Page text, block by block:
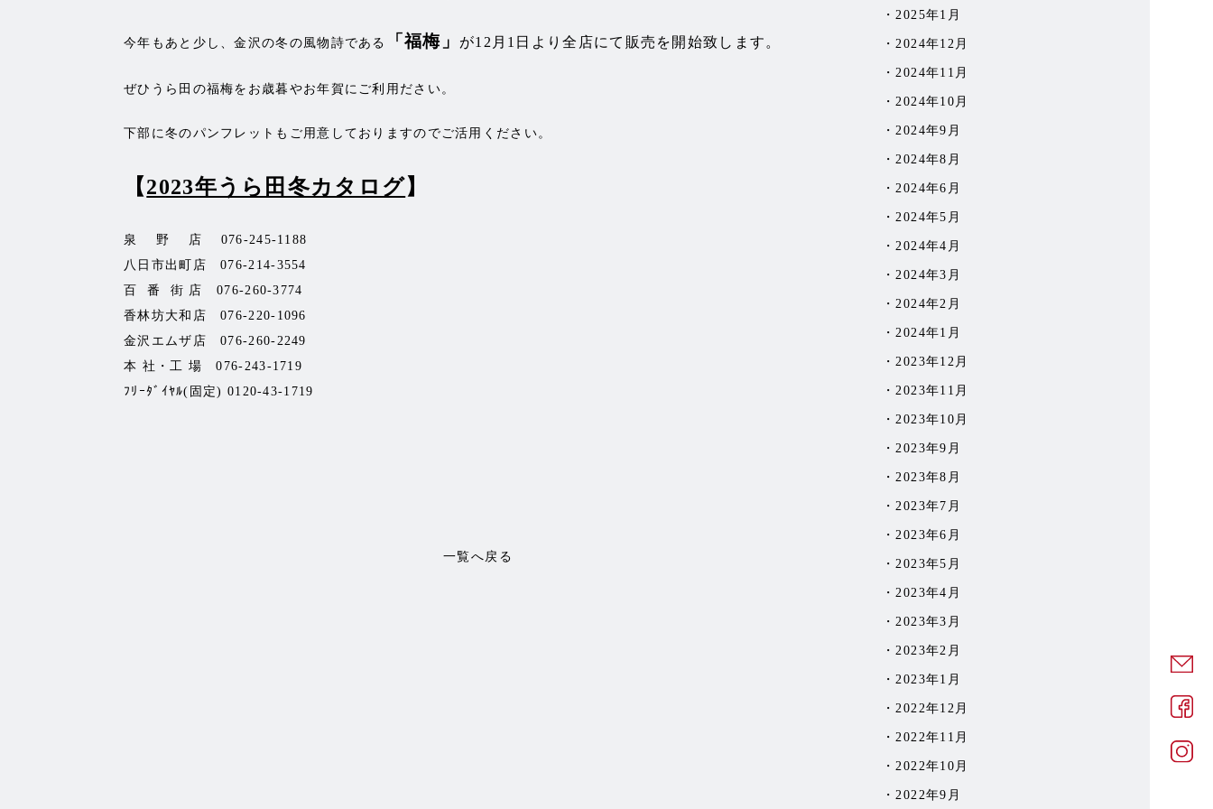
今年もあと少し、金沢の冬の風物詩である 「福梅」 が12月1日より全店にて販売を開始致します。
ぜひうら田の福梅をお歳暮やお年賀にご利用ださい。
下部に冬のパンフレットもご用意しておりますのでご活用ください。
【2023年うら田冬カタログ】
泉 野 店 076-245-1188
八日市出町店 076-214-3554
百 番 街 店 076-260-3774
香林坊大和店 076-220-1096
金沢エムザ店 076-260-2249
本 社・工 場 076-243-1719
ﾌﾘｰﾀﾞｲﾔﾙ(固定) 0120-43-1719
一覧へ戻る
2025年1月
2024年12月
2024年11月
2024年10月
2024年9月
2024年8月
2024年6月
2024年5月
2024年4月
2024年3月
2024年2月
2024年1月
2023年12月
2023年11月
2023年10月
2023年9月
2023年8月
2023年7月
2023年6月
2023年5月
2023年4月
2023年3月
2023年2月
2023年1月
2022年12月
2022年11月
2022年10月
2022年9月